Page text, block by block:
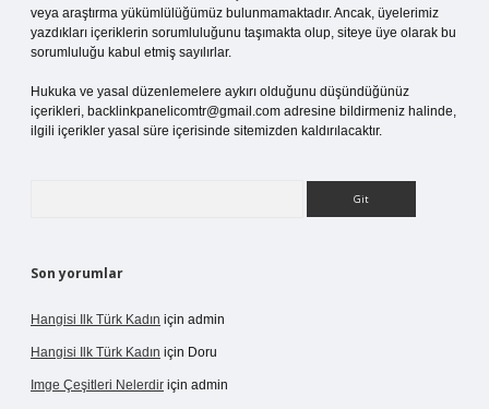
veya araştırma yükümlülüğümüz bulunmamaktadır. Ancak, üyelerimiz
yazdıkları içeriklerin sorumluluğunu taşımakta olup, siteye üye olarak bu
sorumluluğu kabul etmiş sayılırlar.
Hukuka ve yasal düzenlemelere aykırı olduğunu düşündüğünüz
içerikleri, backlinkpanelicomtr@gmail.com adresine bildirmeniz halinde,
ilgili içerikler yasal süre içerisinde sitemizden kaldırılacaktır.
Son yorumlar
Hangisi Ilk Türk Kadın için admin
Hangisi Ilk Türk Kadın için Doru
Imge Çeşitleri Nelerdir için admin